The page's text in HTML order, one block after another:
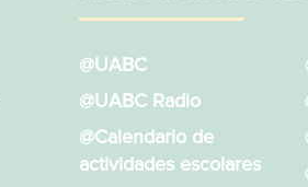
@UABC
@UABC Radio
@Calendario de
actividades escolares